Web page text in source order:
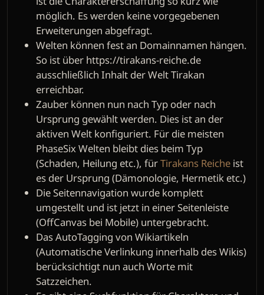
möglich. Es werden keine vorgegebenen
Erweiterungen abgefragt.
Welten können fest an Domainnamen hängen.
So ist über https://tirakans-reiche.de
ausschließlich Inhalt der Welt Tirakan
erreichbar.
Zauber können nun nach Typ oder nach
Ursprung gewählt werden. Dies ist an der
aktiven Welt konfiguriert. Für die meisten
PhaseSix Welten bleibt dies beim Typ
(Schaden, Heilung etc.), fürTirakans Reiche ist
es der Ursprung (Dämonologie, Hermetik etc.)
Die Seitennavigation wurde komplett
umgestellt und ist jetzt in einer Seitenleiste
(OffCanvas bei Mobile) untergebracht.
Das AutoTagging von Wikiartikeln
(Automatische Verlinkung innerhalb des Wikis)
berücksichtigt nun auch Worte mit
Satzzeichen.